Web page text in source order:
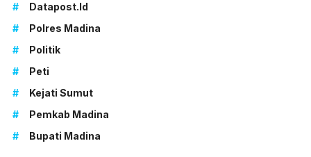
#
Datapost.id
#
Polres Madina
#
Politik
#
Peti
#
Kejati Sumut
#
Pemkab Madina
#
Bupati Madina